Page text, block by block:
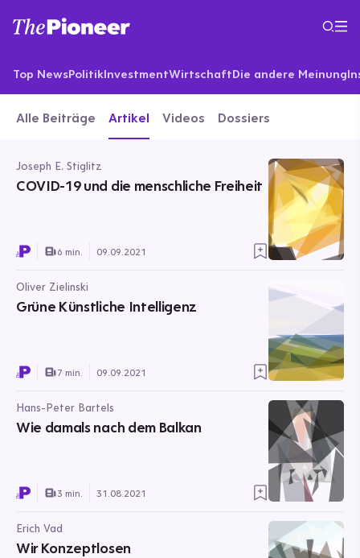
Top NewsPolitikInvestmentWirtschaftDie andere Meinung
Alle Beiträge Artikel Videos Dossiers
Joseph E. Stiglitz
COVID-19 und die menschliche Freiheit
6 min. 09.09.2021
Oliver Zielinski
Grüne Künstliche Intelligenz
7 min. 09.09.2021
Hans-Peter Bartels
Wie damals nach dem Balkan
3 min. 31.08.2021
Erich Vad
Wir Konzeptlosen